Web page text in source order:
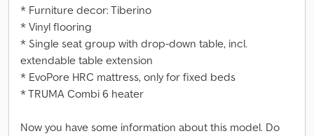
* Furniture decor: Tiberino
* Vinyl flooring
* Single seat group with drop-down table, incl.
extendable table extension
* EvoPore HRC mattress, only for fixed beds
* TRUMA Combi 6 heater
Now you have some information about this model. Do